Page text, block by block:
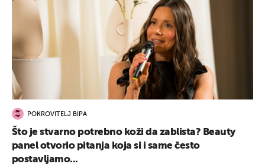
POKROVITELJ BIPA
Što je stvarno potrebno koži da zablista? Beauty
panel otvorio pitanja koja si i same često
postavljamo...